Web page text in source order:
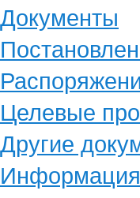
Документы
Целевые
Другие
Информация